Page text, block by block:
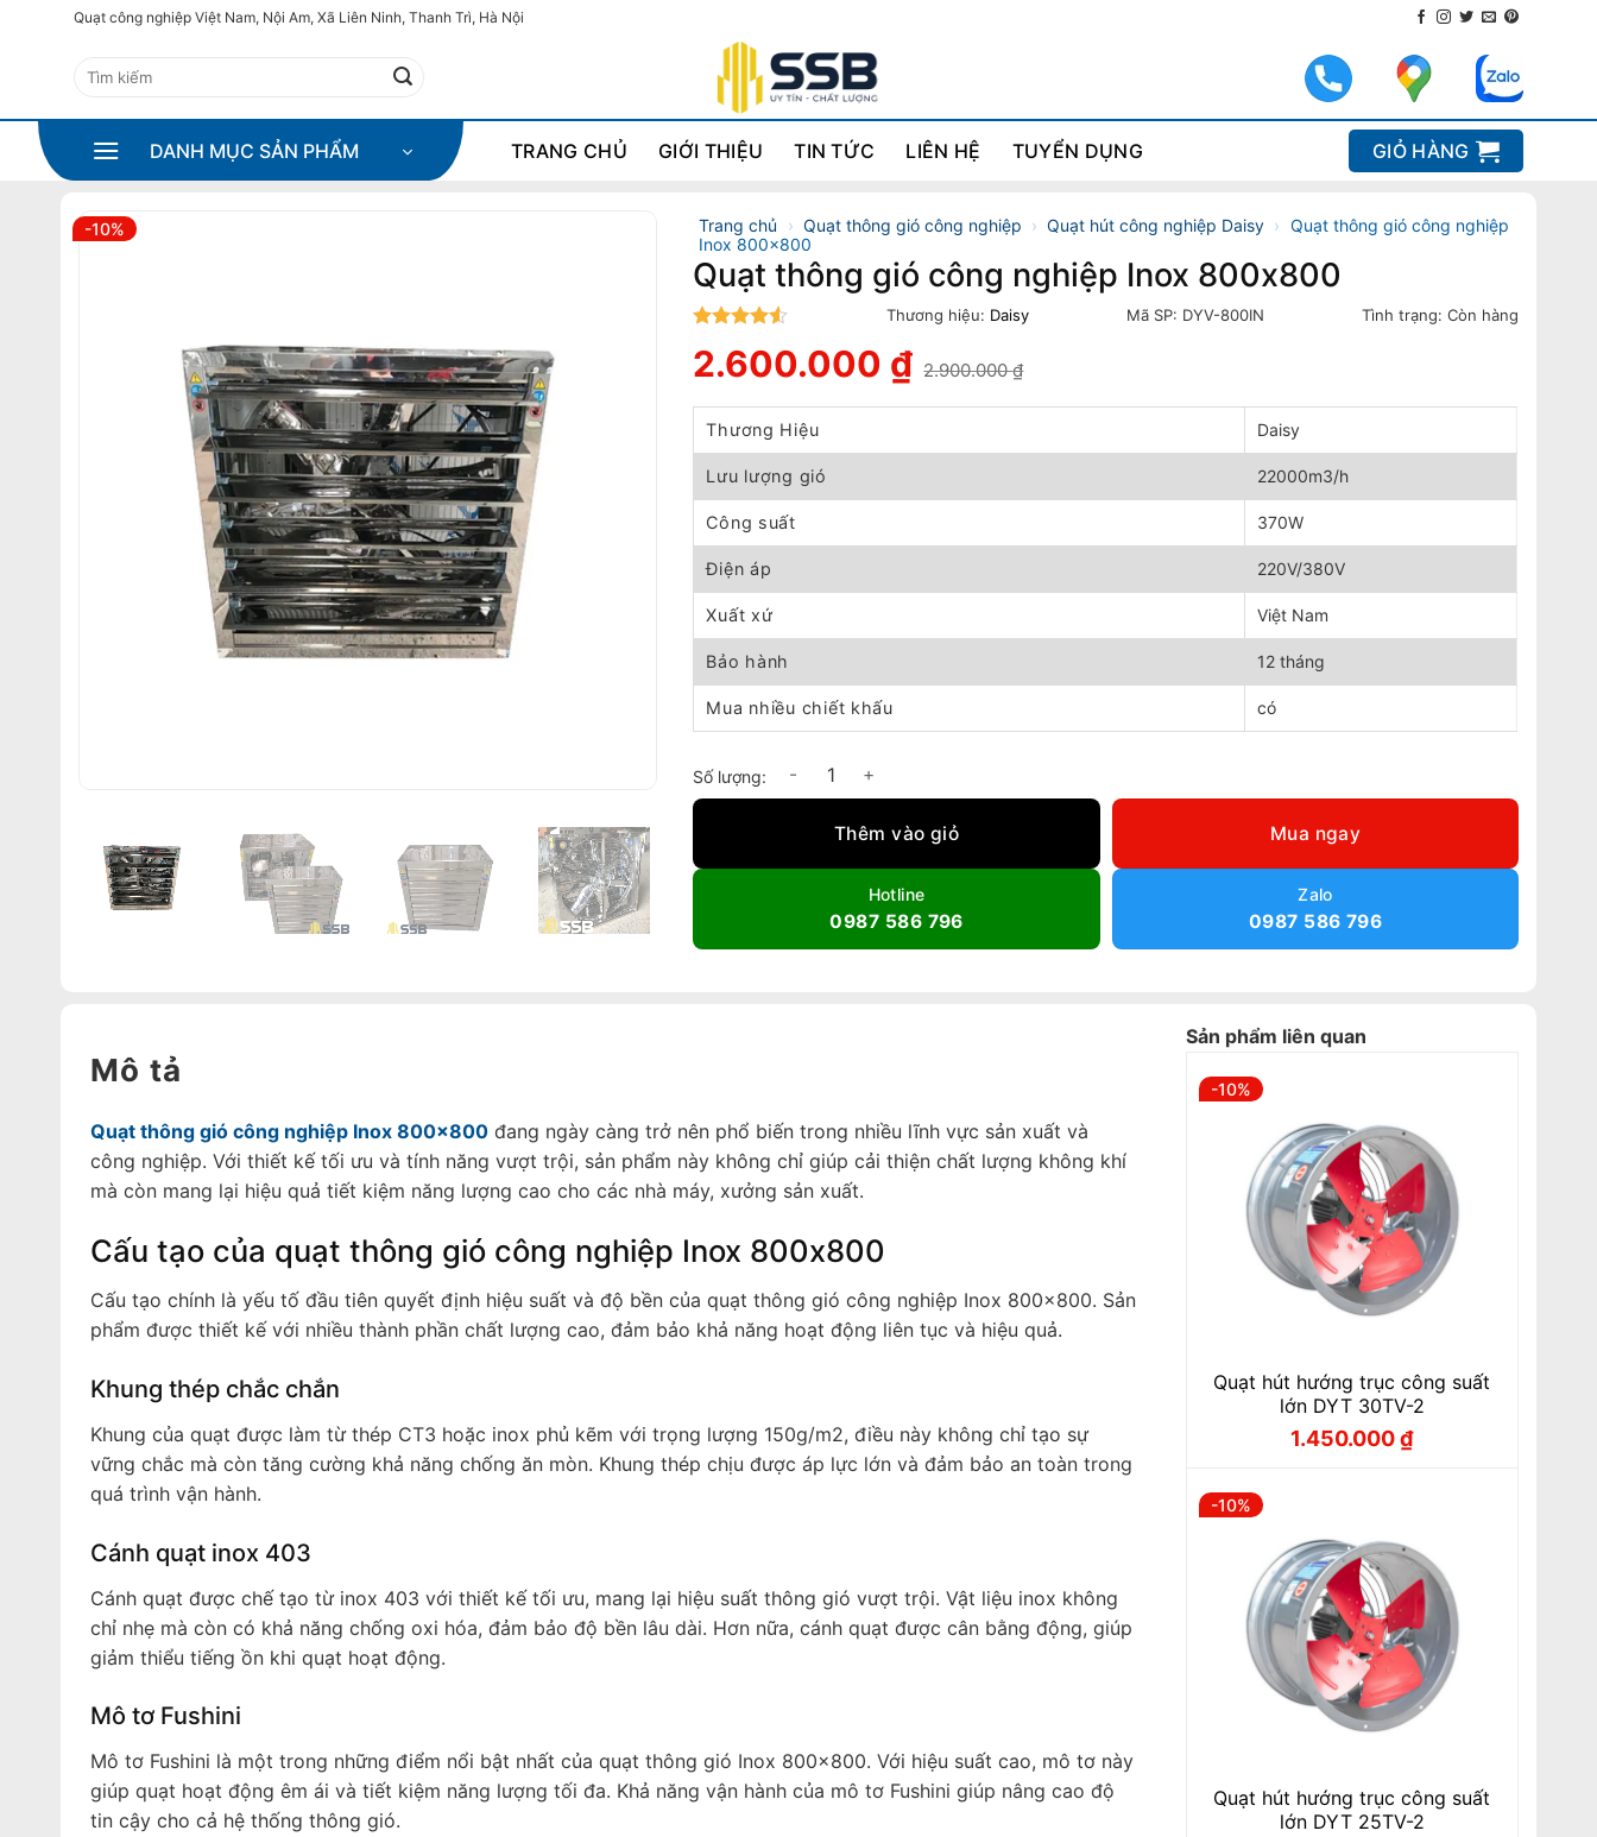
Quạt công nghiệp Việt Nam, Nội Am, Xã Liên Ninh, Thanh Trì, Hà Nội
Tìm
DANH MỤC SẢN PHẨM TRANG CHỦ GIỚI THIỆU TIN TỨC LIÊN HỆ TUYỂN DỤNG GIỎ HÀNG
-10% Trang chủ › Quạt thông gió công nghiệp › Quạt hút công nghiệp Daisy › Quạt thông gió công nghiệp
Inox 800x800
Quạt thông gió công nghiệp Inox 800x800
4.5
Thương hiệu: Daisy Mã SP: DYV-800IN Tình trạng:Còn hàng
2.900.000₫
gốc
là:
2.900.000 ₫.
2.600.000 ₫
hiện
tại
2.600.000 ₫.
Thương Hiệu Daisy
Lưu lượng gió 22000m3/h
Công suất 370W
Điện áp 220V/380V
Xuất xứ Việt Nam
Bảo hành 12 tháng
Mua nhiều chiết khấu có
Quạt thông gió công nghiệp Inox 800x800 số lượng
Thêm vào giỏ Mua ngay
Hotline
0987 586 796
Zalo
0987 586 796
Mô tả
Quạt thông gió công nghiệp Inox 800x800đang ngày càng trở nên phổ biến trong nhiều lĩnh vực sản xuất và
công nghiệp. Với thiết kế tối ưu và tính năng vượt trội, sản phẩm này không chỉ giúp cải thiện chất lượng không khí
mà còn mang lại hiệu quả tiết kiệm năng lượng cao cho các nhà máy, xưởng sản xuất.
Cấu tạo của quạt thông gió công nghiệp Inox 800x800
Cấu tạo chính là yếu tố đầu tiên quyết định hiệu suất và độ bền của quạt thông gió công nghiệp Inox 800x800. Sản
phẩm được thiết kế với nhiều thành phần chất lượng cao, đảm bảo khả năng hoạt động liên tục và hiệu quả.
Khung thép chắc chắn
Khung của quạt được làm từ thép CT3 hoặc inox phủ kẽm với trọng lượng 150g/m2, điều này không chỉ tạo sự
vững chắc mà còn tăng cường khả năng chống ăn mòn. Khung thép chịu được áp lực lớn và đảm bảo an toàn trong
quá trình vận hành.
Cánh quạt inox 403
Cánh quạt được chế tạo từ inox 403 với thiết kế tối ưu, mang lại hiệu suất thông gió vượt trội. Vật liệu inox không
chỉ nhẹ mà còn có khả năng chống oxi hóa, đảm bảo độ bền lâu dài. Hơn nữa, cánh quạt được cân bằng động, giúp
giảm thiểu tiếng ồn khi quạt hoạt động.
Mô tơ Fushini
Mô tơ Fushini là một trong những điểm nổi bật nhất của quạt thông gió Inox 800x800. Với hiệu suất cao, mô tơ này
giúp quạt hoạt động êm ái và tiết kiệm năng lượng tối đa. Khả năng vận hành của mô tơ Fushini giúp nâng cao độ
tin cậy cho cả hệ thống thông gió.
Sản phẩm liên quan
-10%
Quạt hút hướng trục công suất
lớn DYT 30TV-2
Giá
1.450.000₫
Giá
-10%
Quạt hút hướng trục công suất
lớn DYT 25TV-2